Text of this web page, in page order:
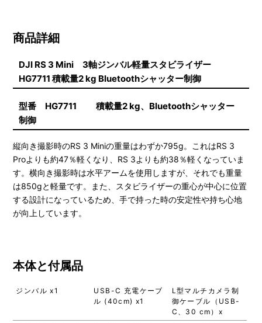
商品詳細
DJI RS 3 Mini 3軸ジンバル軽量スタビライザー
HG7711 積載量2 kg Bluetoothシャッター制御
型番 HG7711 積載量2 kg、Bluetoothシャッター
制御
縦向き撮影時のRS 3 Miniの重量はわずか795g。これはRS 3
Proよりも約47％軽くなり、RS 3よりも約38％軽くなっていま
す。横向き撮影時は水平アームを使用しますが、それでも重量
は850gと軽量です。また、スタビライザーの重心が中心に位置
する設計になっているため、手で持った時の安定性や持ち心地
が向上しています。
本体と付属品
ジンバル x1
USB-C 充電ケーブ
ル (40cm) x1
L型マルチカメラ制
御ケーブル（USB-
C、30 cm）x